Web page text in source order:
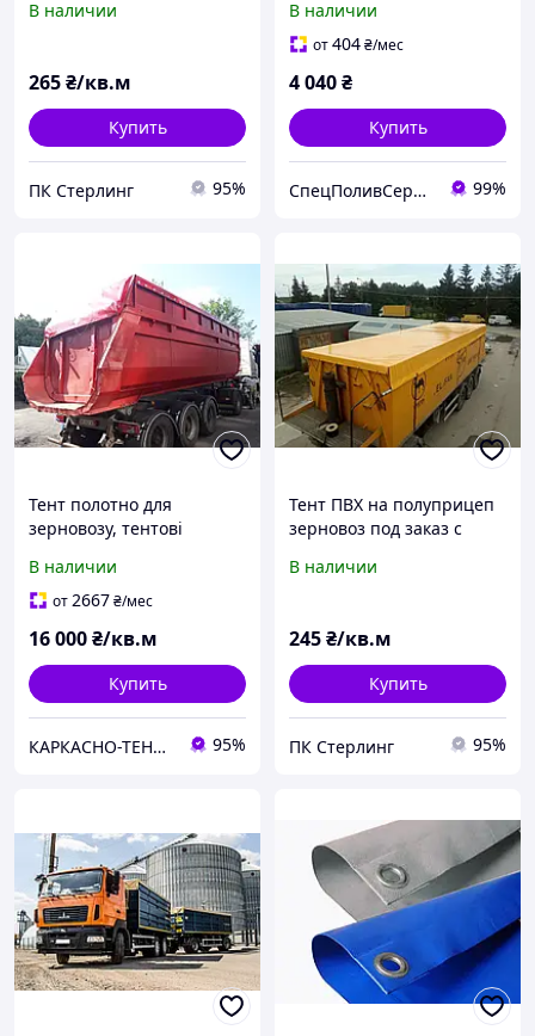
- Германия 680 г/м2
В наличии
265₴/кв.м
Купить
ПК Стерлинг 95%
на зерновоз, на сено, для
дома, с люверсами
В наличии
от404₴/мес
4 040₴
Купить
СпецПоливСервис - cистемы автоматического полива Hunter. 99%
Тент полотно для
зерновозу, тентові
тентові накриття на
замовлення від TENT.UA
В наличии
от2667₴/мес
16 000₴/кв.м
Купить
КАРКАСНО-ТЕНТОВЫЕ КОНСТРУКЦИИ, АВТОТЕНТЫ, ТЕХНИЧЕСКИЕ НАКРЫТИЯ 95%
Тент ПВХ на полуприцеп
зерновоз под заказ с
Производителя с
В наличии
245₴/кв.м
Купить
ПК Стерлинг 95%